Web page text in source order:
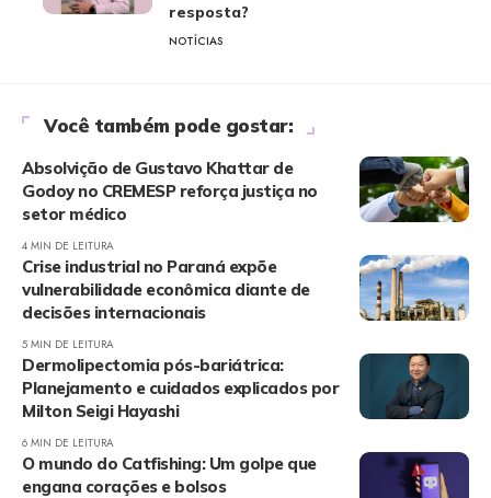
resposta?
NOTÍCIAS
Você também pode gostar:
Absolvição de Gustavo Khattar de
Godoy no CREMESP reforça justiça no
setor médico
4 MIN DE LEITURA
Crise industrial no Paraná expõe
vulnerabilidade econômica diante de
decisões internacionais
5 MIN DE LEITURA
Dermolipectomia pós-bariátrica:
Planejamento e cuidados explicados por
Milton Seigi Hayashi
6 MIN DE LEITURA
O mundo do Catfishing: Um golpe que
engana corações e bolsos